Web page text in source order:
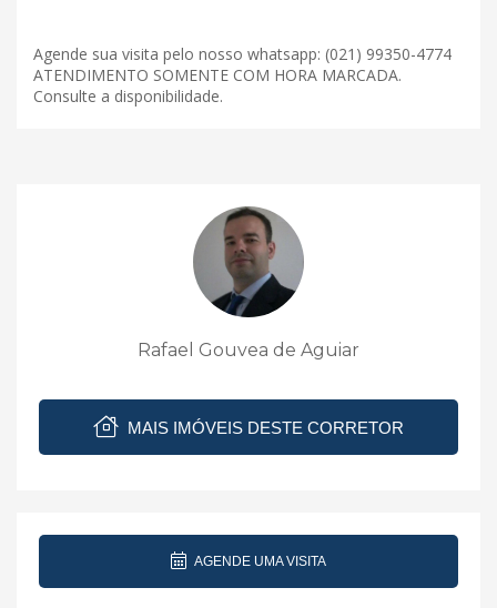
Agende sua visita pelo nosso whatsapp: (021) 99350-4774
ATENDIMENTO SOMENTE COM HORA MARCADA.
Consulte a disponibilidade.
Rafael Gouvea de Aguiar
MAIS IMÓVEIS DESTE CORRETOR
AGENDE UMA VISITA